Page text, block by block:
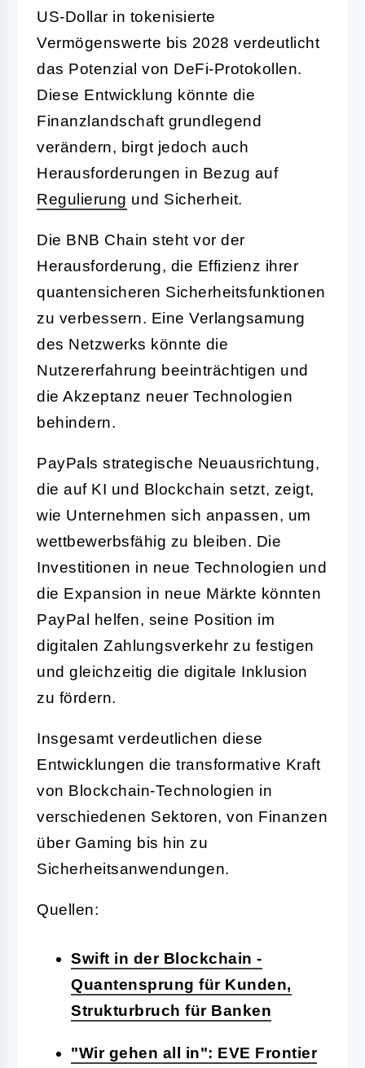
US-Dollar in tokenisierte
Vermögenswerte bis 2028 verdeutlicht
das Potenzial von DeFi-Protokollen.
Diese Entwicklung könnte die
Finanzlandschaft grundlegend
verändern, birgt jedoch auch
Herausforderungen in Bezug auf
Regulierung und Sicherheit.
Die BNB Chain steht vor der
Herausforderung, die Effizienz ihrer
quantensicheren Sicherheitsfunktionen
zu verbessern. Eine Verlangsamung
des Netzwerks könnte die
Nutzererfahrung beeinträchtigen und
die Akzeptanz neuer Technologien
behindern.
PayPals strategische Neuausrichtung,
die auf KI und Blockchain setzt, zeigt,
wie Unternehmen sich anpassen, um
wettbewerbsfähig zu bleiben. Die
Investitionen in neue Technologien und
die Expansion in neue Märkte könnten
PayPal helfen, seine Position im
digitalen Zahlungsverkehr zu festigen
und gleichzeitig die digitale Inklusion
zu fördern.
Insgesamt verdeutlichen diese
Entwicklungen die transformative Kraft
von Blockchain-Technologien in
verschiedenen Sektoren, von Finanzen
über Gaming bis hin zu
Sicherheitsanwendungen.
Quellen:
Swift in der Blockchain -
Quantensprung für Kunden,
Strukturbruch für Banken
"Wir gehen all in": EVE Frontier